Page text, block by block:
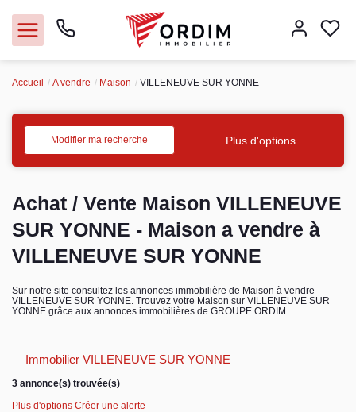
Acheter
Vendre
Immobilier pro
Faire gérer
Syndic
Espace client
Accueil A vendre Maison VILLENEUVE SUR YONNE
Modifier ma recherche Plus d'options
Achat / Vente Maison VILLENEUVE
SUR YONNE - Maison a vendre à
VILLENEUVE SUR YONNE
Sur notre site consultez les annonces immobilière de Maison à vendre
VILLENEUVE SUR YONNE. Trouvez votre Maison sur VILLENEUVE SUR
YONNE grâce aux annonces immobilières de GROUPE ORDIM.
Immobilier VILLENEUVE SUR YONNE
3 annonce(s) trouvée(s)
Plus d'options Créer une alerte